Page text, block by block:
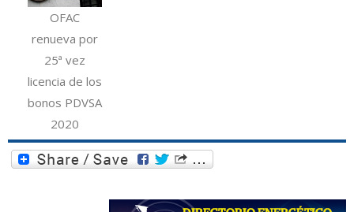
OFAC
renueva por
25ª vez
licencia de los
bonos PDVSA
2020